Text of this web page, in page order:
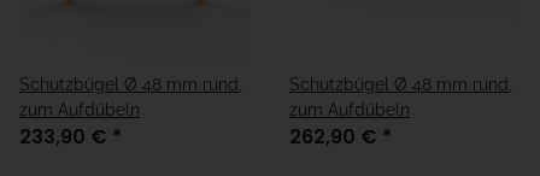
Schutzbügel Ø 48 mm rund,
zum Aufdübeln
233,90 € *
Schutzbügel Ø 48 mm rund,
zum Aufdübeln
262,90 € *